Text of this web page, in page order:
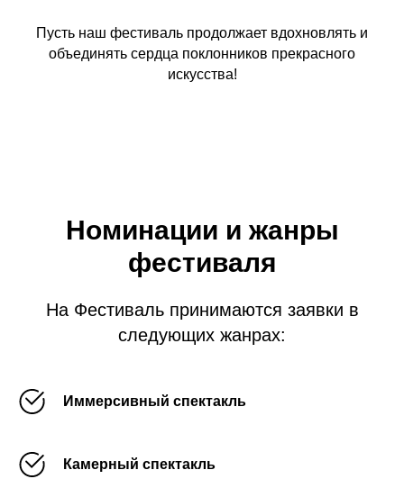
Пусть наш фестиваль продолжает вдохновлять и
объединять сердца поклонников прекрасного
искусства!
Номинации и жанры
фестиваля
На Фестиваль принимаются заявки в
следующих жанрах:
Иммерсивный спектакль
Камерный спектакль